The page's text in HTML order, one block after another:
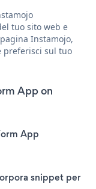
tuo sito web e
Instamojo,
preferisci sul tuo
App on
App
snippet per